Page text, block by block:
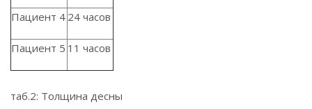
Пациент 4 24 часов
Пациент 5 11 часов
таб.2: Толщина десны